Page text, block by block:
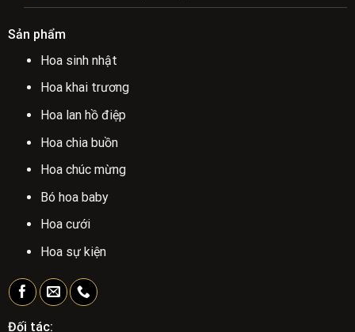
Sản phẩm
Hoa sinh nhật
Hoa khai trương
Hoa lan hồ điệp
Hoa chia buồn
Hoa chúc mừng
Bó hoa baby
Hoa cưới
Hoa sự kiện
Đối tác: